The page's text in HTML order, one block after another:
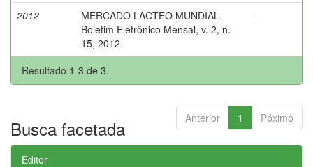
2012
MERCADO LÁCTEO MUNDIAL.
Boletim Eletrônico Mensal, v. 2, n.
15, 2012.
-
Resultado 1-3 de 3.
Anterior 1 Póximo
Busca facetada
Editor